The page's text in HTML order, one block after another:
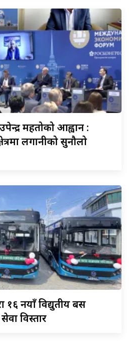
महतोको आह्वान :
लगानीको सुनौलो
१६ नयाँ विद्युतीय बस
विस्तार